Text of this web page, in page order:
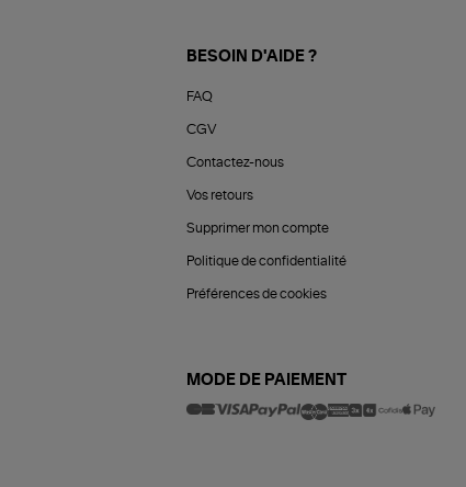
BESOIN D'AIDE ?
FAQ
CGV
Contactez-nous
Vos retours
Supprimer mon compte
Politique de confidentialité
Préférences de cookies
MODE DE PAIEMENT